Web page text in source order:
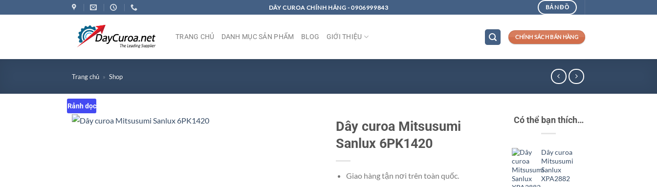
qua
DÂY CUROA CHÍNH HÃNG - 0906999843 BẢN ĐỒ
TRANG CHỦ DANH MỤC SẢN PHẨM BLOG GIỚI THIỆU CHÍNH SÁCH BÁN HÀNG
Trang chủ » Shop
Rảnh dọc
Dây curoa Mitsusumi
Sanlux 6PK1420
Giao hàng tận nơi trên toàn quốc.
Có thể bạn thích…
Dây curoa
Mitsusumi
Sanlux
XPA2882